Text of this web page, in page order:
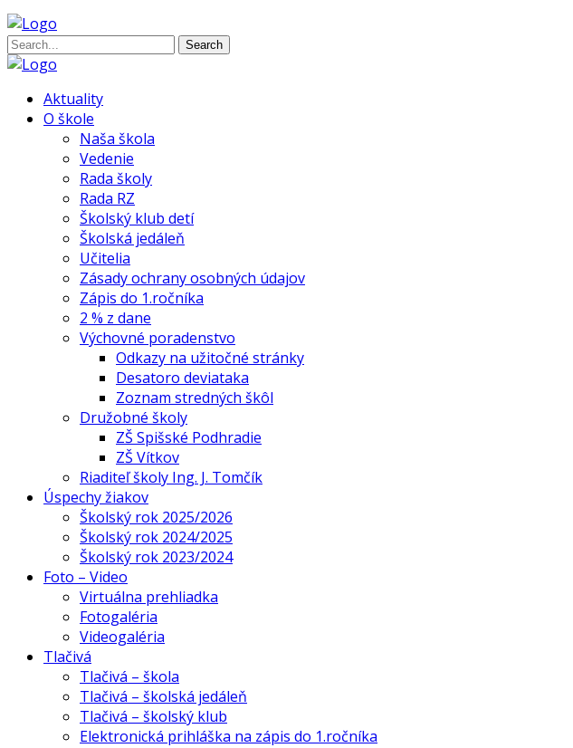
Search
Aktuality
O škole
Naša škola
Vedenie
Rada školy
Rada RZ
Školský klub detí
Školská jedáleň
Učitelia
Zásady ochrany osobných údajov
Zápis do 1.ročníka
2 % z dane
Výchovné poradenstvo
Odkazy na užitočné stránky
Desatoro deviataka
Zoznam stredných škôl
Družobné školy
ZŠ Spišské Podhradie
ZŠ Vítkov
Riaditeľ školy Ing. J. Tomčík
Úspechy žiakov
Školský rok 2025/2026
Školský rok 2024/2025
Školský rok 2023/2024
Foto – Video
Virtuálna prehliadka
Fotogaléria
Videogaléria
Tlačivá
Tlačivá – škola
Tlačivá – školská jedáleň
Tlačivá – školský klub
Elektronická prihláška na zápis do 1.ročníka